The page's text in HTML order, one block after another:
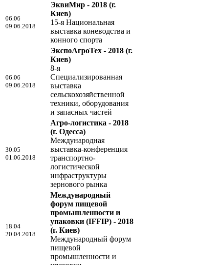
06.06
09.06.2018
ЭквиМир - 2018 (г.
Киев)
15-я Национальная
выставка коневодства и
конного спорта
06.06
09.06.2018
ЭкспоАгроТех - 2018 (г.
Киев)
8-я
Специализированная
выставка
сельскохозяйственной
техники, оборудования
и запасных частей
30.05
01.06.2018
Агро-логистика - 2018
(г. Одесса)
Международная
выставка-конференция
транспортно-
логистической
инфраструктуры
зернового рынка
18.04
20.04.2018
Международный
форум пищевой
промышленности и
упаковки (IFFIP) - 2018
(г. Киев)
Международный форум
пищевой
промышленности и